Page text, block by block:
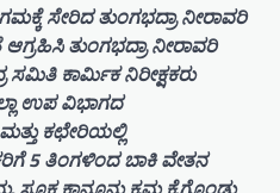
ಸೇರಿದ ತುಂಗಭದ್ರಾ ನೀರಾವರಿ
ತುಂಗಭದ್ರಾ ನೀರಾವರಿ
ಸಮಿತಿ ಕಾರ್ಮಿಕ ನಿರೀಕ್ಷಕರು
ಉಪ ವಿಭಾಗದ
ಕಛೇರಿಯಲ್ಲಿ
5 ತಿಂಗಳಿಂದ ಬಾಕಿ ವೇತನ